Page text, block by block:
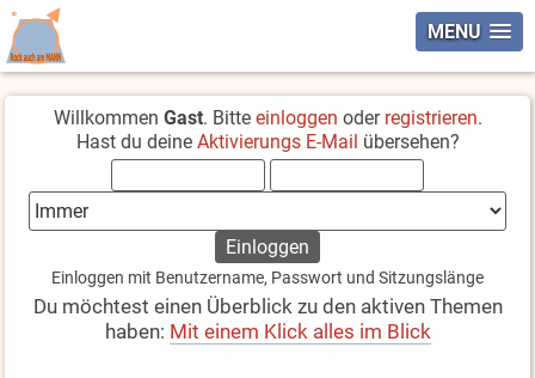
MENU
Willkommen Gast. Bitte einloggen oder registrieren.
Hast du deine Aktivierungs E-Mail übersehen?
Einloggen mit Benutzername, Passwort und Sitzungslänge
Du möchtest einen Überblick zu den aktiven Themen
haben: Mit einem Klick alles im Blick